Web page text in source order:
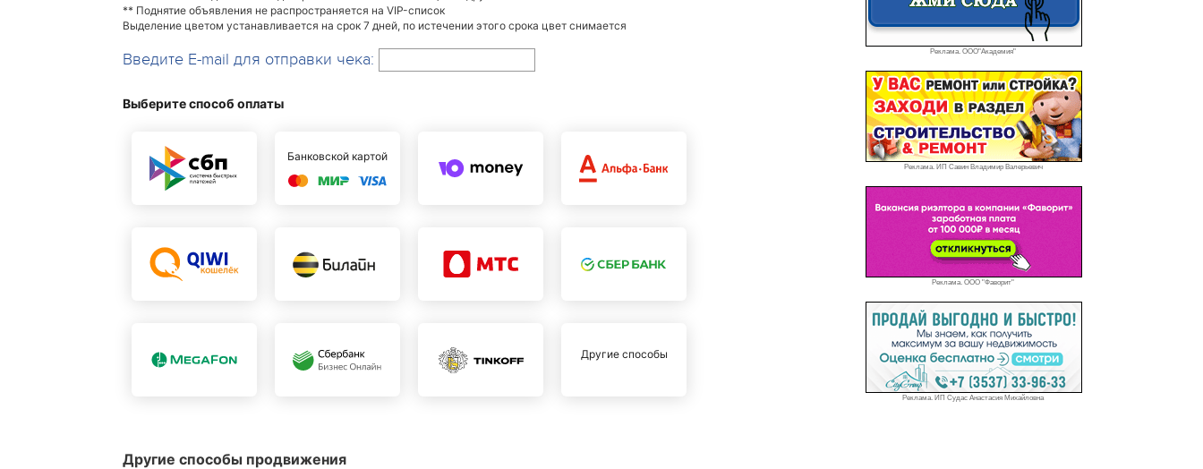
Реклама. ООО"Академия"
Реклама. ИП Савин Владимир Валерьевич
Реклама. ООО "Фаворит"
Реклама. ИП Судас Анастасия Михайловна
** Поднятие объявления не распространяется на VIP-список
Выделение цветом устанавливается на срок 7 дней, по истечении этого срока цвет снимается
Введите E-mail для отправки чека:
Выберите способ оплаты
Банковской картой
Другие способы
Другие способы продвижения